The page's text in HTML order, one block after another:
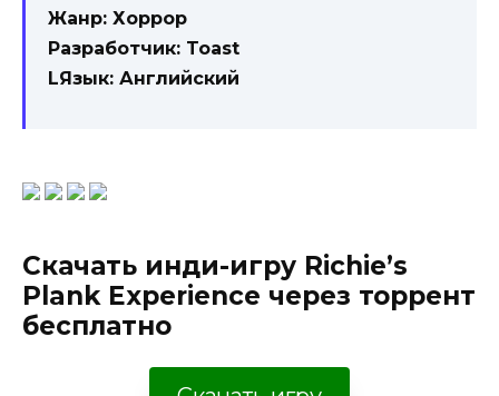
Жанр: Хоррор
Разработчик: Toast
LЯзык: Английский
Скачать инди-игру Richie’s
Plank Experience через торрент
бесплатно